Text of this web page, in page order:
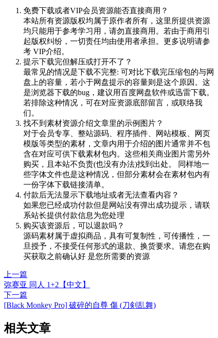
免费下载或者VIP会员资源能否直接商用？
本站所有资源版权均属于原作者所有，这里所提供资源
均只能用于参考学习用，请勿直接商用。若由于商用引
起版权纠纷，一切责任均由使用者承担。更多说明请参
考 VIP介绍。
提示下载完但解压或打开不了？
最常见的情况是下载不完整: 可对比下载完压缩包的与网
盘上的容量，若小于网盘提示的容量则是这个原因。这
是浏览器下载的bug，建议用百度网盘软件或迅雷下载。
若排除这种情况，可在对应资源底部留言，或联络我
们。
找不到素材资源介绍文章里的示例图片？
对于会员专享、整站源码、程序插件、网站模板、网页
模版等类型的素材，文章内用于介绍的图片通常并不包
含在对应可供下载素材包内。这些相关商业图片需另外
购买，且本站不负责(也没有办法)找到出处。 同样地一
些字体文件也是这种情况，但部分素材会在素材包内有
一份字体下载链接清单。
付款后无法显示下载地址或者无法查看内容？
如果您已经成功付款但是网站没有弹出成功提示，请联
系站长提供付款信息为您处理
购买该资源后，可以退款吗？
源码素材属于虚拟商品，具有可复制性，可传播性，一
旦授予，不接受任何形式的退款、换货要求。请您在购
买获取之前确认好 是您所需要的资源
上一篇
弥赛亚 同人 1+2【中文】
下一篇
[Black Monkey Pro] 破碎的自尊 傷 (刀剣乱舞)
相关文章